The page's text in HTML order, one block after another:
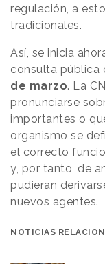
regulación, a
tradicionales.
Así, se inicia
consulta pública
de marzo. La
pronunciarse
importantes o
organismo se
el correcto
y, por tanto, de
pudieran
nuevos agentes.
NOTICIAS